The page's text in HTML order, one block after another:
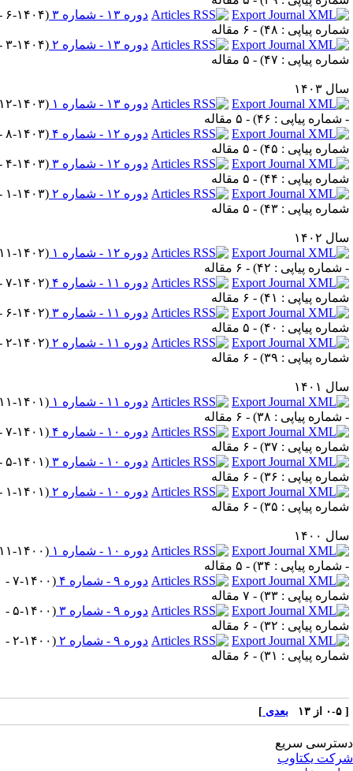
دوره ۱۳ - شماره ۳
(
۶-۱۴۰۴ -
پیاپی : ۴۸
) - ۶ مقاله
دوره ۱۳ - شماره ۲
(
۳-۱۴۰۴ -
پیاپی : ۴۷
) - ۵ مقاله
۱۴۰۳
دوره ۱۳ - شماره ۱
( ۱۲-۱۴۰۳
پیاپی : ۴۶
) - ۵ مقاله
دوره ۱۲ - شماره ۴
(
۸-۱۴۰۳ -
پیاپی : ۴۵
) - ۵ مقاله
دوره ۱۲ - شماره ۳
(
۴-۱۴۰۳ -
پیاپی : ۴۴
) - ۵ مقاله
دوره ۱۲ - شماره ۲
(
۱-۱۴۰۳ -
پیاپی : ۴۳
) - ۵ مقاله
۱۴۰۲
دوره ۱۲ - شماره ۱
( ۱۱-۱۴۰۲
پیاپی : ۴۲
) - ۶ مقاله
دوره ۱۱ - شماره ۴
(
۷-۱۴۰۲ -
پیاپی : ۴۱
) - ۶ مقاله
دوره ۱۱ - شماره ۳
(
۶-۱۴۰۲ -
پیاپی : ۴۰
) - ۵ مقاله
دوره ۱۱ - شماره ۲
(
۲-۱۴۰۲ -
پیاپی : ۳۹
) - ۶ مقاله
۱۴۰۱
دوره ۱۱ - شماره ۱
( ۱۱-۱۴۰۱
پیاپی : ۳۸
) - ۶ مقاله
دوره ۱۰ - شماره ۴
(
۷-۱۴۰۱ -
پیاپی : ۳۷
) - ۶ مقاله
دوره ۱۰ - شماره ۳
(
۵-۱۴۰۱ -
پیاپی : ۳۶
) - ۶ مقاله
دوره ۱۰ - شماره ۲
(
۱-۱۴۰۱ -
پیاپی : ۳۵
) - ۶ مقاله
۱۴۰۰
دوره ۱۰ - شماره ۱
( ۱۱-۱۴۰۰
پیاپی : ۳۴
) - ۵ مقاله
دوره ۹ - شماره ۴
(
۷-۱۴۰۰ -
پیاپی : ۳۳
) - ۷ مقاله
دوره ۹ - شماره ۳
(
۵-۱۴۰۰ -
پیاپی : ۳۲
) - ۶ مقاله
دوره ۹ - شماره ۲
(
۲-۱۴۰۰ -
پیاپی : ۳۱
) - ۶ مقاله
بعدی]
سریع
یکتاوب